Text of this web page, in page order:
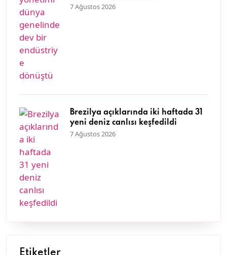
7 Ağustos 2026
Brezilya açıklarında iki haftada 31
yeni deniz canlısı keşfedildi
7 Ağustos 2026
Etiketler